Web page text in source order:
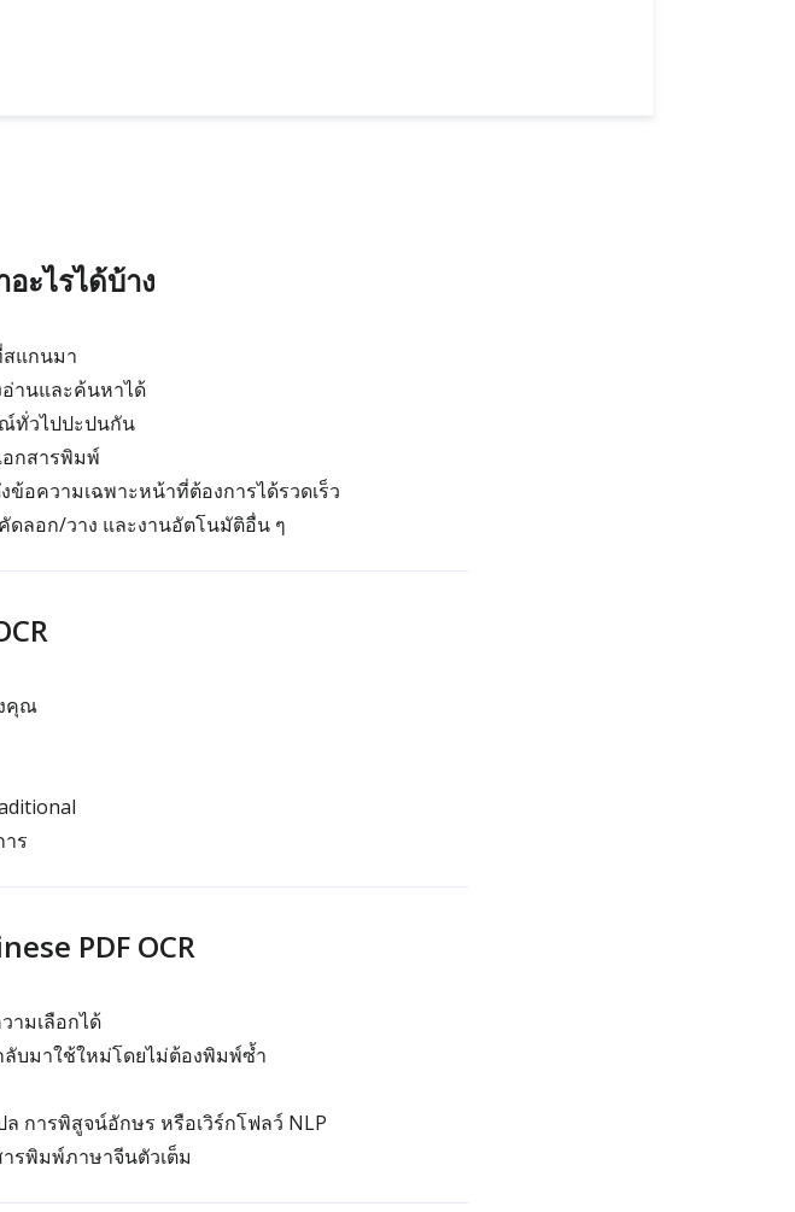
ะไรได้บ้าง
สแกนมา
อ่านและค้นหาได้
ทั่วไปปะปนกัน
กสารพิมพ์
อความเฉพาะหน้าที่ต้องการได้รวดเร็ว
ลอก/วาง และงานอัตโนมัติอื่น ๆ
คุณ
ร
PDF OCR
ามเลือกได้
บมาใช้ใหม่โดยไม่ต้องพิมพ์ซ้ำ
การพิสูจน์อักษร หรือเวิร์กโฟลว์ NLP
รพิมพ์ภาษาจีนตัวเต็ม